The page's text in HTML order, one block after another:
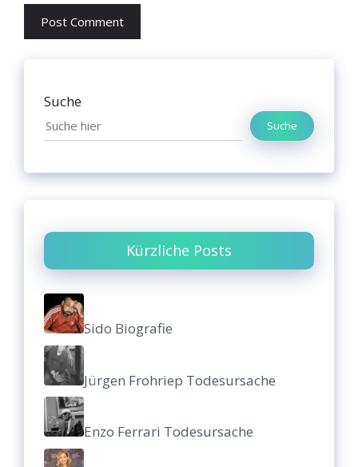
Suche
Suche
Kürzliche Posts
Sido Biografie
Jürgen Frohriep Todesursache
Enzo Ferrari Todesursache